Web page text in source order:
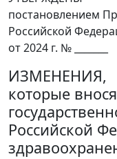
постановлением
Российской
от 2024 г. № _______
ИЗМЕНЕНИЯ,
которые
Российской